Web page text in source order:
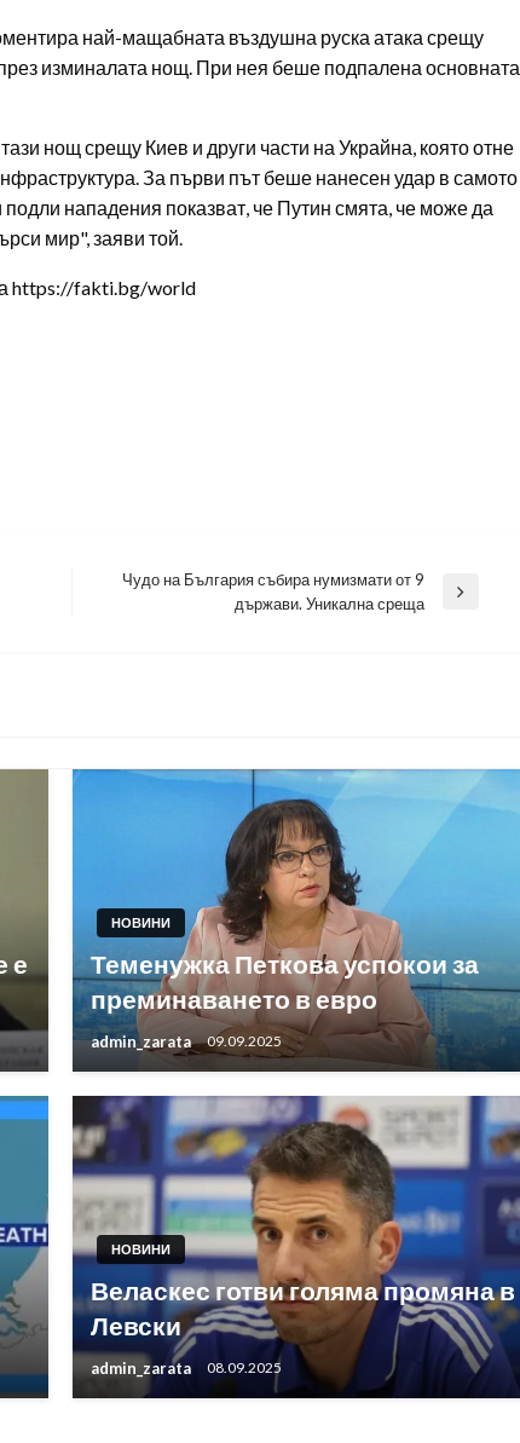
най-мащабната въздушна руска атака срещу
изминалата нощ. При нея беше подпалена основната
нощ срещу Киев и други части на Украйна, която отне
За първи път беше нанесен удар в самото
нападения показват, че Путин смята, че може да
мир", заяви той.
https://fakti.bg/world
Чудо на България събира нумизмати от 9
държави. Уникална среща
е
НОВИНИ
Теменужка Петкова успокои за
преминаването в евро
admin_zarata 09.09.2025
НОВИНИ
Веласкес готви голяма промяна в
Левски
admin_zarata 08.09.2025